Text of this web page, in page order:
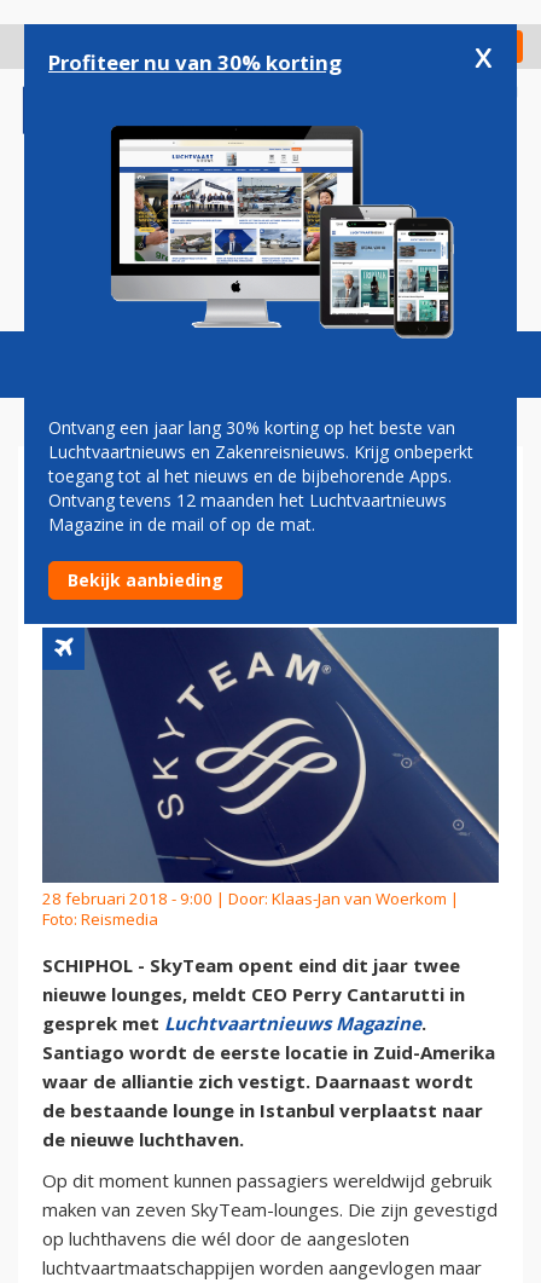
gaan
Check in
Magazine Podcasts Vacatures
SKYTEAM OPENT NIEUWE
LOUNGES IN SANTIAGO EN
ISTANBUL
28 februari 2018 - 9:00 | Door: Klaas-Jan van Woerkom |
Foto: Reismedia
SCHIPHOL - SkyTeam opent eind dit jaar twee
nieuwe lounges, meldt CEO Perry Cantarutti in
gesprek met Luchtvaartnieuws Magazine.
Santiago wordt de eerste locatie in Zuid-Amerika
waar de alliantie zich vestigt. Daarnaast wordt
de bestaande lounge in Istanbul verplaatst naar
de nieuwe luchthaven.
Op dit moment kunnen passagiers wereldwijd gebruik
maken van zeven SkyTeam-lounges. Die zijn gevestigd
op luchthavens die wél door de aangesloten
luchtvaartmaatschappijen worden aangevlogen maar
Profiteer nu van 30% korting x
Ontvang een jaar lang 30% korting op het beste van
Luchtvaartnieuws en Zakenreisnieuws. Krijg onbeperkt
toegang tot al het nieuws en de bijbehorende Apps.
Ontvang tevens 12 maanden het Luchtvaartnieuws
Magazine in de mail of op de mat.
Bekijk aanbieding